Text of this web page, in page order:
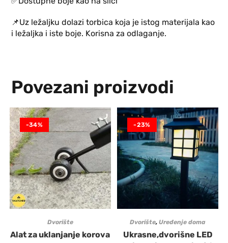
📌Uz ležaljku dolazi torbica koja je istog materijala kao
i ležaljka i iste boje. Korisna za odlaganje.
Povezani proizvodi
-34%
Dvorište
Alat za uklanjanje korova
-23%
Dvorište,Uređenje doma
Ukrasne,dvorišne LED